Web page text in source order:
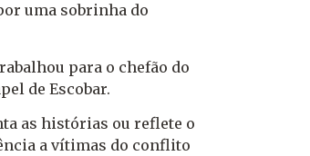
uma sobrinha do
para o chefão do
de Escobar.
as histórias ou reflete o
a vítimas do conflito